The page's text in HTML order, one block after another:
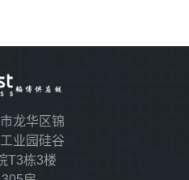
龙华区锦
业园硅谷
T3栋3楼